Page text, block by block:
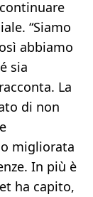
“Siamo
abbiamo
sia
La
di non
migliorata
In più è
ha capito,